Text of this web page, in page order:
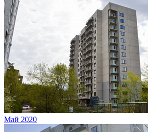
Май 2020